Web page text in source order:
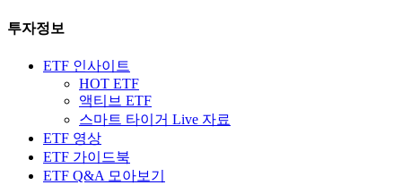
투자정보
ETF 인사이트
HOT ETF
액티브 ETF
스마트 타이거 Live 자료
ETF 영상
ETF 가이드북
ETF Q&A 모아보기